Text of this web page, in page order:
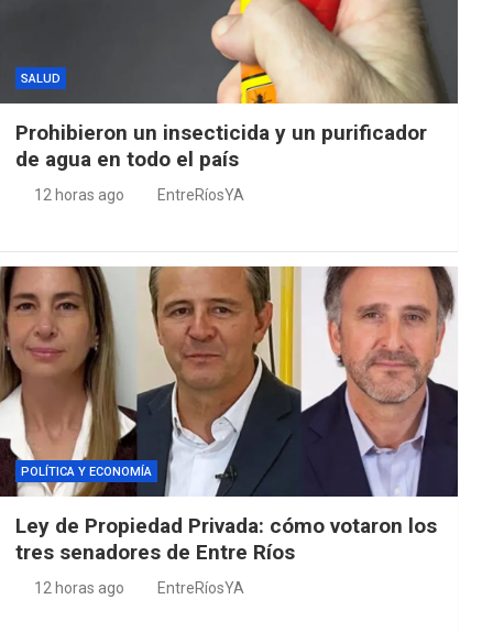
SALUD
Prohibieron un insecticida y un purificador
de agua en todo el país
12 horas ago EntreRíosYA
POLÍTICA Y ECONOMÍA
Ley de Propiedad Privada: cómo votaron los
tres senadores de Entre Ríos
12 horas ago EntreRíosYA